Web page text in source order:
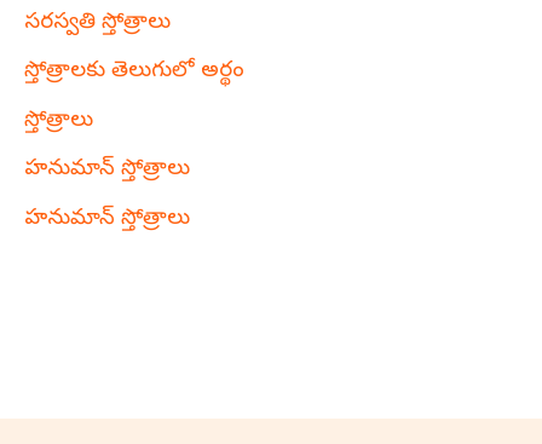
సరస్వతి స్తోత్రాలు
స్తోత్రాలకు తెలుగులో అర్థం
స్తోత్రాలు
హనుమాన్ స్తోత్రాలు
హనుమాన్ స్తోత్రాలు